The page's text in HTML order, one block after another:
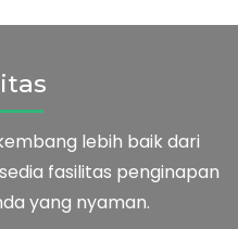
lebih baik dari
fasilitas penginapan
yang nyaman.